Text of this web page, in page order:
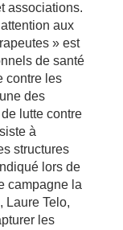
associations.
aux
» est
de santé
contre les
des
lutte contre
à
structures
lors de
campagne la
Laure Telo,
les